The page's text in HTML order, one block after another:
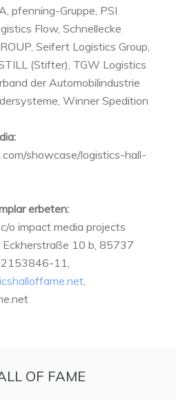
pfenning-Gruppe, PSI
Flow, Schnellecke
Seifert Logistics Group,
(Stifter), TGW Logistics
der Automobilindustrie
Winner Spedition
showcase/logistics-hall-
erbeten:
o impact media projects
Eckherstraße 10 b, 85737
11,
OF FAME